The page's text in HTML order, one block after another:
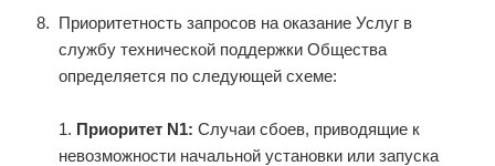
Приоритетность запросов на оказание Услуг в
службу технической поддержки Общества
определяется по следующей схеме:
1. Приоритет N1: Случаи сбоев, приводящие к
невозможности начальной установки или запуска